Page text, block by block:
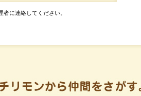
に連絡してください。